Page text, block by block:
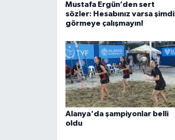
Mustafa Ergün’den sert
sözler: Hesabınız varsa şimdi
görmeye çalışmayın!
Alanya'da şampiyonlar belli
oldu